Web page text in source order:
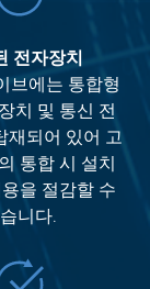
전자장치
브에는 통합형
치 및 통신 전
재되어 있어 고
통합 시 설치
을 절감할 수
니다.